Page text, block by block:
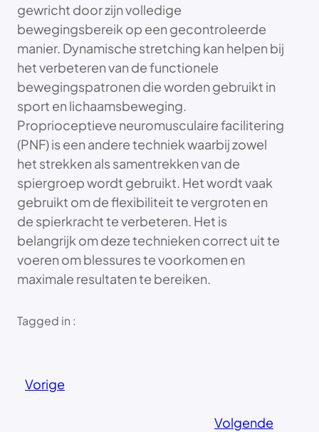
gewricht door zijn volledige
bewegingsbereik op een gecontroleerde
manier. Dynamische stretching kan helpen bij
het verbeteren van de functionele
bewegingspatronen die worden gebruikt in
sport en lichaamsbeweging.
Proprioceptieve neuromusculaire facilitering
(PNF) is een andere techniek waarbij zowel
het strekken als samentrekken van de
spiergroep wordt gebruikt. Het wordt vaak
gebruikt om de flexibiliteit te vergroten en
de spierkracht te verbeteren. Het is
belangrijk om deze technieken correct uit te
voeren om blessures te voorkomen en
maximale resultaten te bereiken.
Tagged in :
Vorige
Volgende